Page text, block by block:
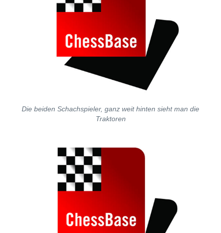
Die beiden Schachspieler, ganz weit hinten sieht man die
Traktoren